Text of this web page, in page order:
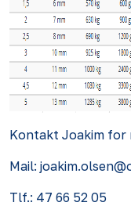
Kontakt Joakim for
Mail:
Tlf.: 47 66 52 05